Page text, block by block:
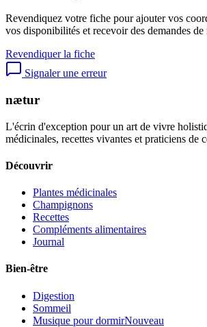
Revendiquez votre fiche pour ajouter vos
vos disponibilités et recevoir des demandes de
Revendiquer la fiche
Signaler une erreur
nætur
L'écrin d'exception pour un art de vivre
médicinales, recettes vivantes et praticiens de
Découvrir
Plantes médicinales
Champignons
Recettes
Compléments alimentaires
Journal
Bien-être
Digestion
Sommeil
Musique pour dormirNouveau